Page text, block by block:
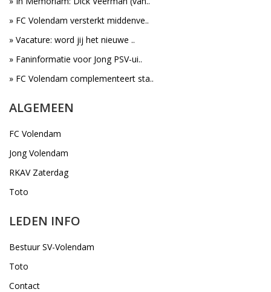
» FC Volendam versterkt middenve..
» Vacature: word jij het nieuwe ..
» Faninformatie voor Jong PSV-ui..
» FC Volendam complementeert sta..
ALGEMEEN
FC Volendam
Jong Volendam
RKAV Zaterdag
Toto
LEDEN INFO
Bestuur SV-Volendam
Toto
Contact